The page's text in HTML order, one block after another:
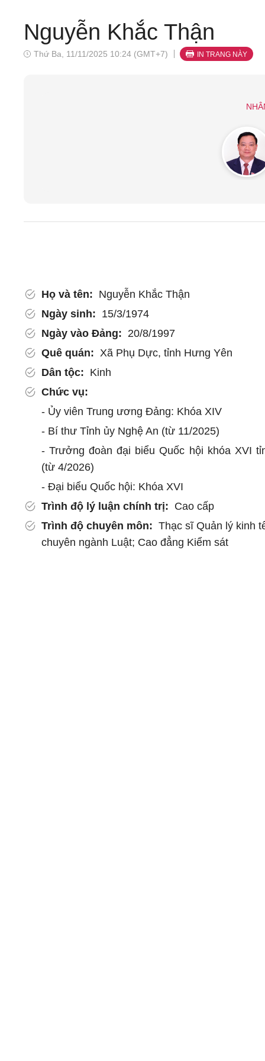
Nguyễn Khắc Thận
Thứ Ba, 11/11/2025 10:24 (GMT+7) IN TRANG NÀY
Họ và tên: Nguyễn Khắc Thận
Ngày sinh: 15/3/1974
Ngày vào Đảng: 20/8/1997
Quê quán: Xã Phụ Dực, tỉnh Hưng Yên
Dân tộc: Kinh
Chức vụ:
- Ủy viên Trung ương Đảng: Khóa XIV
- Bí thư Tỉnh ủy Nghệ An (từ 11/2025)
- Trưởng đoàn đại biểu Quốc hội khóa XVI
(từ 4/2026)
- Đại biểu Quốc hội: Khóa XVI
Trình độ lý luận chính trị: Cao cấp
Trình độ chuyên môn: Thạc sĩ Quản lý kinh
chuyên ngành Luật; Cao đẳng Kiểm sát